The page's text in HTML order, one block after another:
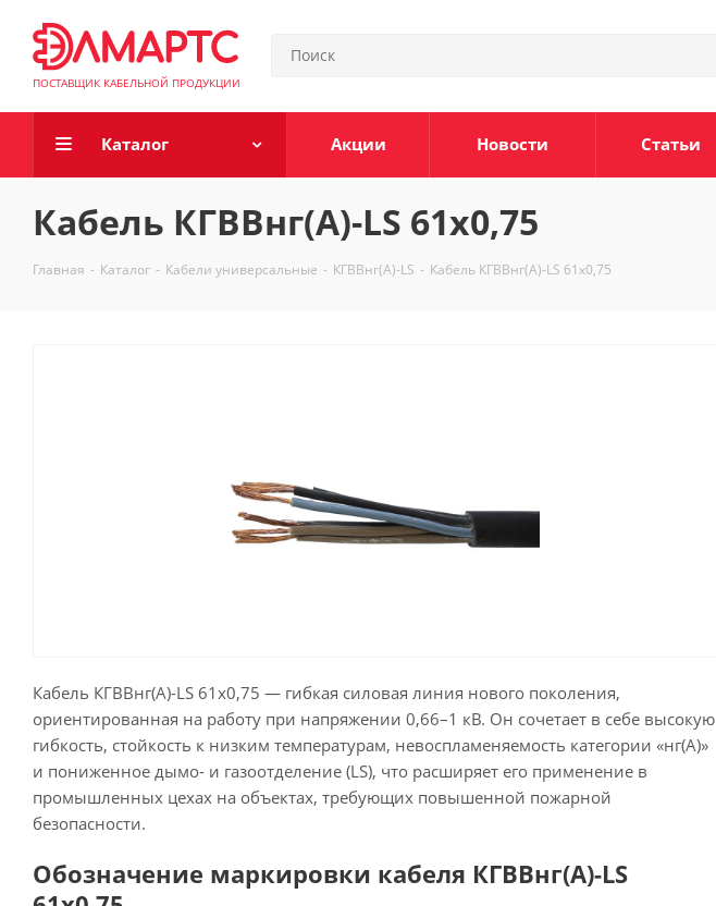
ПОСТАВЩИК КАБЕЛЬНОЙ ПРОДУКЦИИ
Каталог Акции Новости Статьи
Кабель КГВВнг(А)-LS 61х0,75
Главная - Каталог - Кабели универсальные - КГВВнг(А)-LS - Кабель КГВВнг(А)-LS 61х0,75
Кабель КГВВнг(А)-LS 61х0,75 — гибкая силовая линия нового поколения,
ориентированная на работу при напряжении 0,66–1 кВ. Он сочетает в себе высокую
гибкость, стойкость к низким температурам, невоспламеняемость категории «нг(А)»
и пониженное дымо- и газоотделение (LS), что расширяет его применение в
промышленных цехах на объектах, требующих повышенной пожарной
безопасности.
Обозначение маркировки кабеля КГВВнг(А)-LS